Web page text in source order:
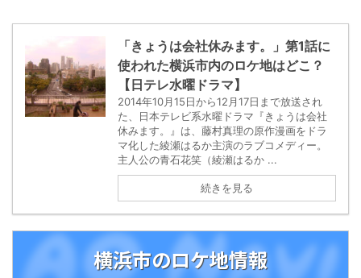
「きょうは会社休みます。」第1話に
使われた横浜市内のロケ地はどこ？
【日テレ水曜ドラマ】
2014年10月15日から12月17日まで放送され
た、日本テレビ系水曜ドラマ『きょうは会社
休みます。』は、藤村真理の原作漫画をドラ
マ化した綾瀬はるか主演のラブコメディー。
主人公の青石花笑（綾瀬はるか ...
続きを見る
横浜市のロケ地情報